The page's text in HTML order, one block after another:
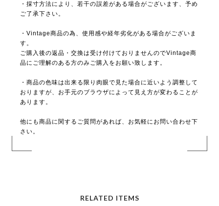
・採寸方法により、若干の誤差がある場合がございます、予め
ご了承下さい。
・Vintage商品の為、使用感や経年劣化がある場合がございま
す。
ご購入後の返品・交換は受け付けておりませんのでVintage商
品にご理解のある方のみご購入をお願い致します。
・商品の色味は出来る限り肉眼で見た場合に近いよう調整して
おりますが、お手元のブラウザによって見え方が変わることが
あります。
他にも商品に関するご質問があれば、お気軽にお問い合わせ下
さい。
RELATED ITEMS